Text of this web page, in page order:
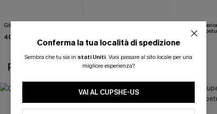
Gilet bianco Wrap It Up
40,00 €
43,00 €
Parte
marrone
POTREBBE INTERESSARTI ANCHE
Conferma la tua località di spedizione
Sembra che tu sia in stati Uniti. Vuoi passare al sito locale per una
migliore esperienza?
VAI AL CUPSHE-US